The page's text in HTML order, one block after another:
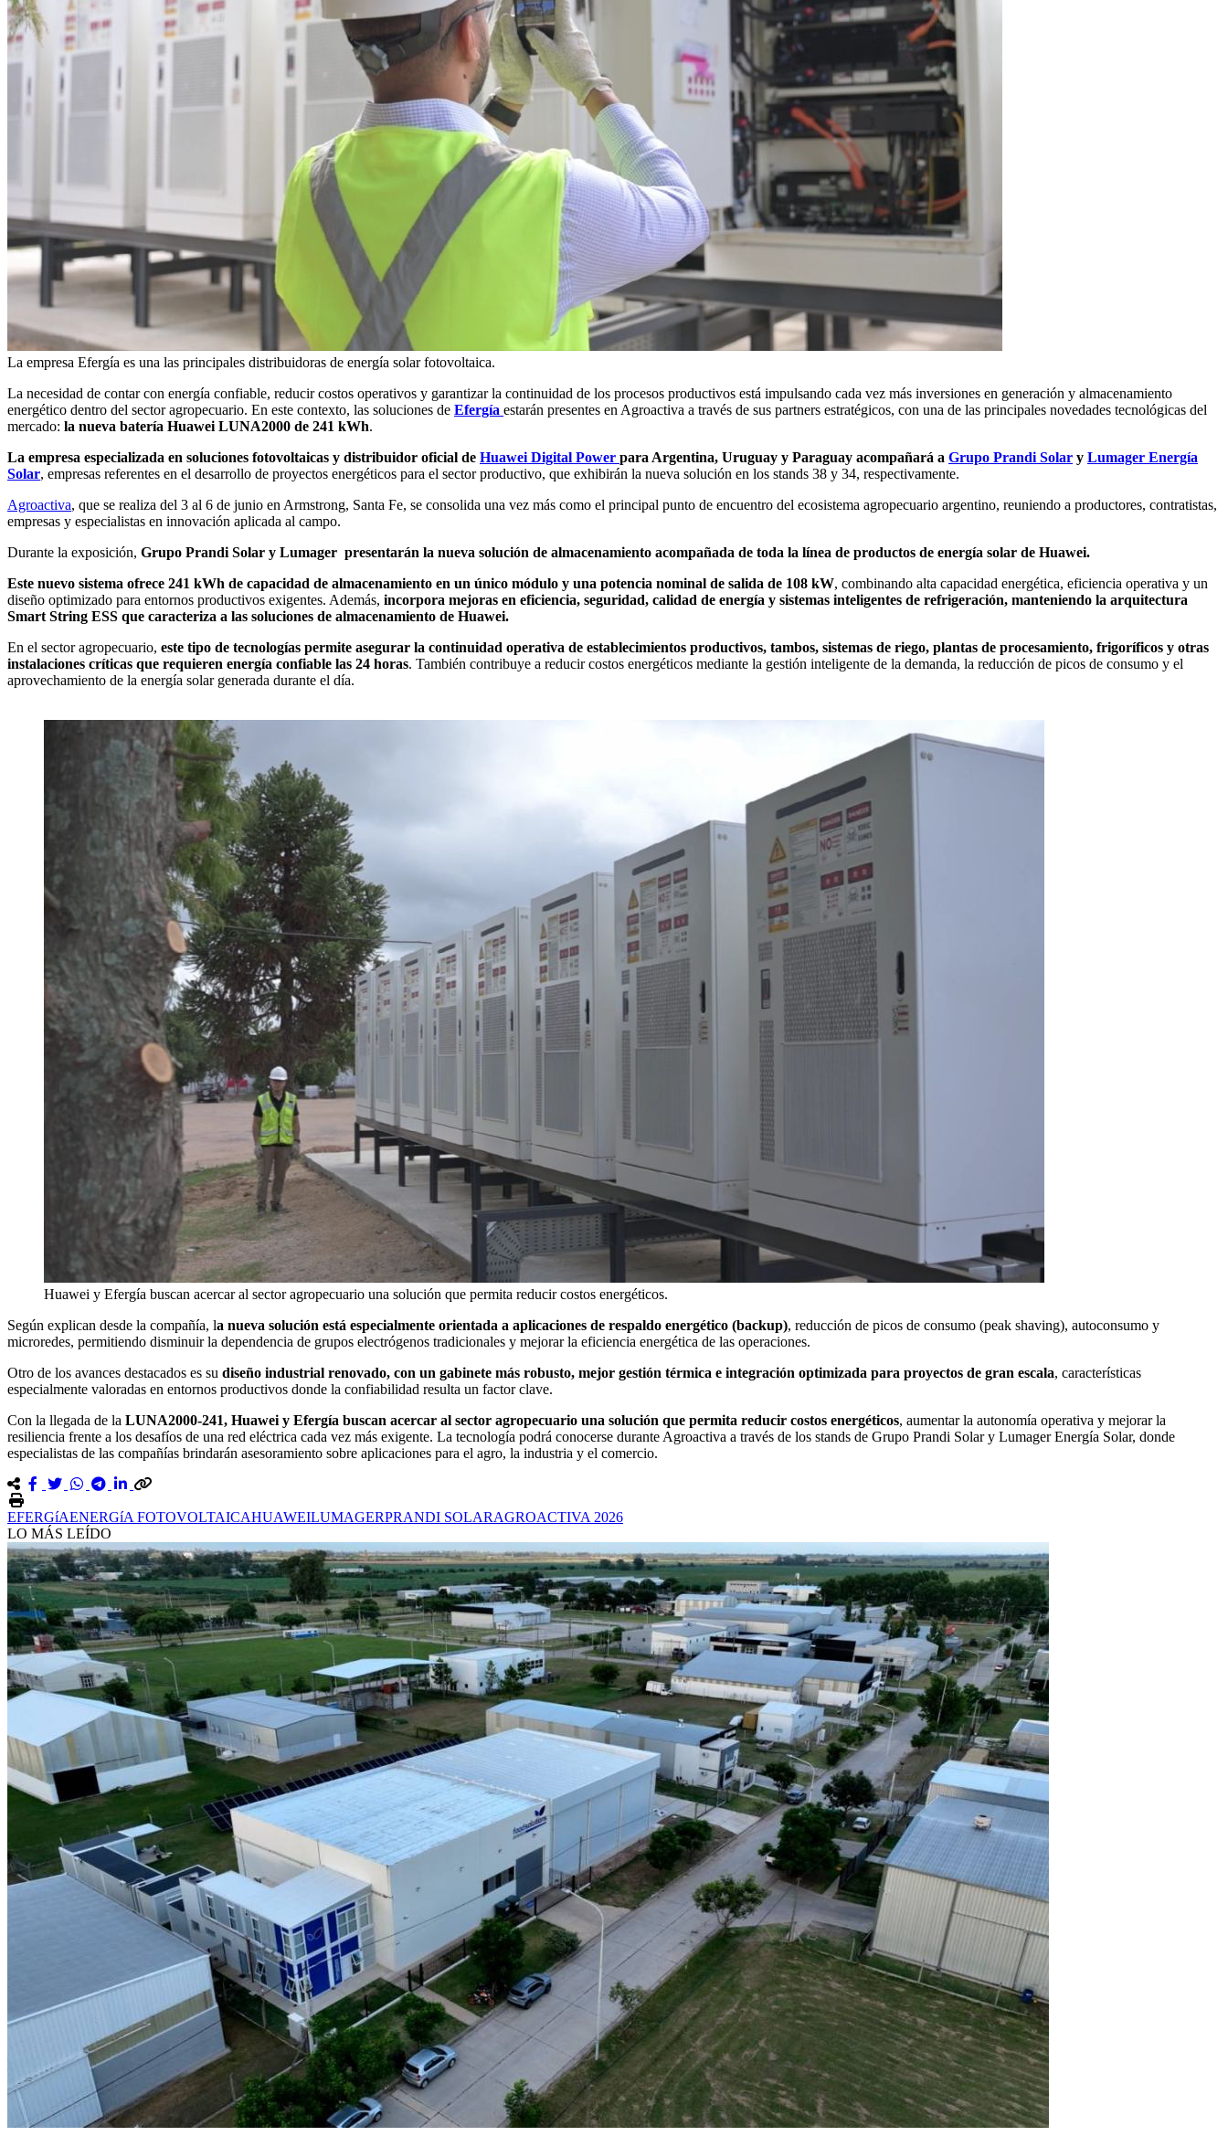
La empresa Efergía es una las principales distribuidoras de energía solar fotovoltaica.
La necesidad de contar con energía confiable, reducir costos operativos y garantizar la continuidad de los procesos productivos está impulsando cada vez más inversiones en generación y almacenamiento
energético dentro del sector agropecuario. En este contexto, las soluciones de Efergía estarán presentes en Agroactiva a través de sus partners estratégicos, con una de las principales novedades tecnológicas del
mercado: la nueva batería Huawei LUNA2000 de 241 kWh.
La empresa especializada en soluciones fotovoltaicas y distribuidor oficial de Huawei Digital Power para Argentina, Uruguay y Paraguay acompañará a Grupo Prandi Solar y Lumager Energía
Solar, empresas referentes en el desarrollo de proyectos energéticos para el sector productivo, que exhibirán la nueva solución en los stands 38 y 34, respectivamente.
Agroactiva, que se realiza del 3 al 6 de junio en Armstrong, Santa Fe, se consolida una vez más como el principal punto de encuentro del ecosistema agropecuario argentino, reuniendo a productores, contratistas,
empresas y especialistas en innovación aplicada al campo.
Durante la exposición, Grupo Prandi Solar y Lumager presentarán la nueva solución de almacenamiento acompañada de toda la línea de productos de energía solar de Huawei.
Este nuevo sistema ofrece 241 kWh de capacidad de almacenamiento en un único módulo y una potencia nominal de salida de 108 kW, combinando alta capacidad energética, eficiencia operativa y un
diseño optimizado para entornos productivos exigentes. Además, incorpora mejoras en eficiencia, seguridad, calidad de energía y sistemas inteligentes de refrigeración, manteniendo la arquitectura
Smart String ESS que caracteriza a las soluciones de almacenamiento de Huawei.
En el sector agropecuario, este tipo de tecnologías permite asegurar la continuidad operativa de establecimientos productivos, tambos, sistemas de riego, plantas de procesamiento, frigoríficos y otras
instalaciones críticas que requieren energía confiable las 24 horas. También contribuye a reducir costos energéticos mediante la gestión inteligente de la demanda, la reducción de picos de consumo y el
aprovechamiento de la energía solar generada durante el día.
Huawei y Efergía buscan acercar al sector agropecuario una solución que permita reducir costos energéticos.
Según explican desde la compañía, la nueva solución está especialmente orientada a aplicaciones de respaldo energético (backup), reducción de picos de consumo (peak shaving), autoconsumo y
microredes, permitiendo disminuir la dependencia de grupos electrógenos tradicionales y mejorar la eficiencia energética de las operaciones.
Otro de los avances destacados es su diseño industrial renovado, con un gabinete más robusto, mejor gestión térmica e integración optimizada para proyectos de gran escala, características
especialmente valoradas en entornos productivos donde la confiabilidad resulta un factor clave.
Con la llegada de la LUNA2000-241, Huawei y Efergía buscan acercar al sector agropecuario una solución que permita reducir costos energéticos, aumentar la autonomía operativa y mejorar la
resiliencia frente a los desafíos de una red eléctrica cada vez más exigente. La tecnología podrá conocerse durante Agroactiva a través de los stands de Grupo Prandi Solar y Lumager Energía Solar, donde
especialistas de las compañías brindarán asesoramiento sobre aplicaciones para el agro, la industria y el comercio.
EFERGíAENERGíA FOTOVOLTAICAHUAWEILUMAGERPRANDI SOLARAGROACTIVA 2026
LO MÁS LEÍDO